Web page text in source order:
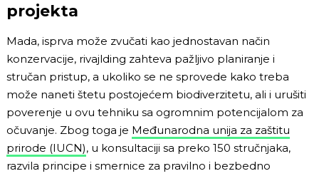
projekta
Mada, isprva može zvučati kao jednostavan način
konzervacije, rivajlding zahteva pažljivo planiranje i
stručan pristup, a ukoliko se ne sprovede kako treba
može naneti štetu postojećem biodiverzitetu, ali i urušiti
poverenje u ovu tehniku sa ogromnim potencijalom za
očuvanje. Zbog toga je Međunarodna unija za zaštitu
prirode (IUCN), u konsultaciji sa preko 150 stručnjaka,
razvila principe i smernice za pravilno i bezbedno